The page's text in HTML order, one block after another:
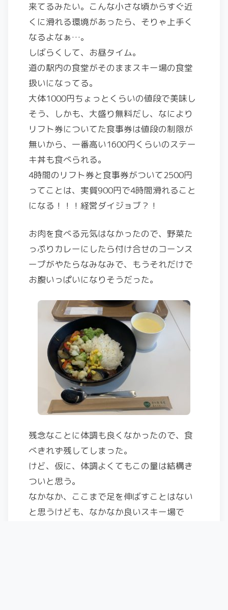
来てるみたい。こんな小さな頃からすぐ近
くに滑れる環境があったら、そりゃ上手く
なるよなぁ…。
しばらくして、お昼タイム。
道の駅内の食堂がそのままスキー場の食堂
扱いになってる。
大体1000円ちょっとくらいの値段で美味し
そう、しかも、大盛り無料だし、なにより
リフト券についてた食事券は値段の制限が
無いから、一番高い1600円くらいのステー
キ丼も食べられる。
4時間のリフト券と食事券がついて2500円
ってことは、実質900円で4時間滑れること
になる！！！経営ダイジョブ？！
お肉を食べる元気はなかったので、野菜た
っぷりカレーにしたら付け合せのコーンス
ープがやたらなみなみで、もうそれだけで
お腹いっぱいになりそうだった。
残念なことに体調も良くなかったので、食
べきれず残してしまった。
けど、仮に、体調よくてもこの量は結構き
ついと思う。
なかなか、ここまで足を伸ばすことはない
と思うけども、なかなか良いスキー場で